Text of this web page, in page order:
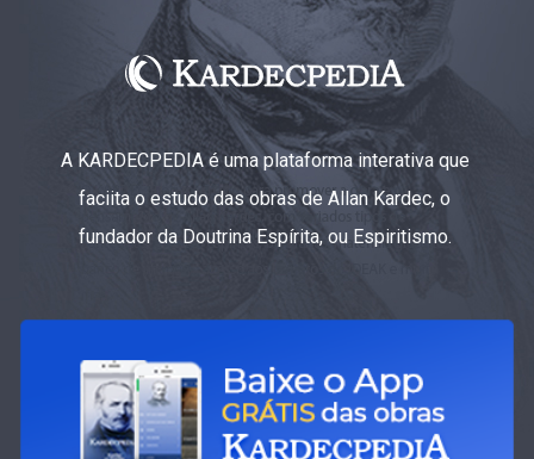
A KARDECPEDIA é uma plataforma interativa que
faciita o estudo das obras de Allan Kardec, o
fundador da Doutrina Espírita, ou Espiritismo.